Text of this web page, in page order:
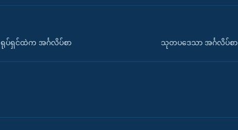
ရုပ်ရှင်ထဲက အင်္ဂလိပ်စာ သုတပဒေသာ အင်္ဂလိပ်စာ